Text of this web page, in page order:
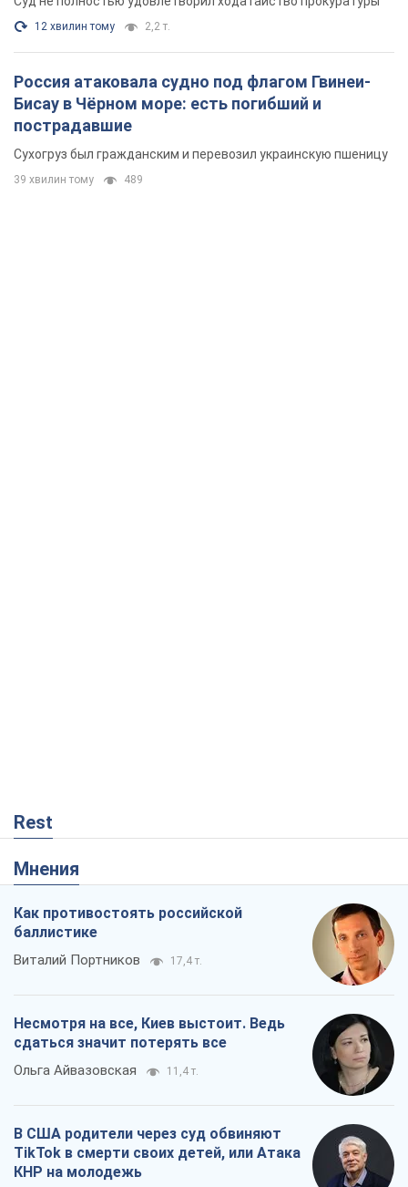
12 хвилин тому 2,2 т.
Россия атаковала судно под флагом Гвинеи-
Бисау в Чёрном море: есть погибший и
пострадавшие
Сухогруз был гражданским и перевозил украинскую пшеницу
39 хвилин тому 489
Rest
Мнения
Как противостоять российской
баллистике
Виталий Портников 17,4 т.
Несмотря на все, Киев выстоит. Ведь
сдаться значит потерять все
Ольга Айвазовская 11,4 т.
В США родители через суд обвиняют
TikTok в смерти своих детей, или Атака
КНР на молодежь